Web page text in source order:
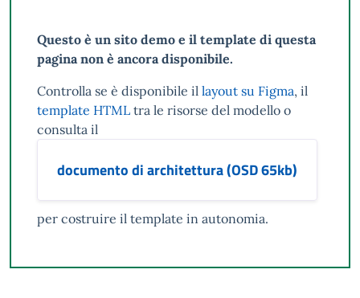
Questo è un sito demo e il template di questa
pagina non è ancora disponibile.
Controlla se è disponibile il layout su Figma, il
template HTML tra le risorse del modello o
consulta il
documento di architettura (OSD 65kb)
per costruire il template in autonomia.